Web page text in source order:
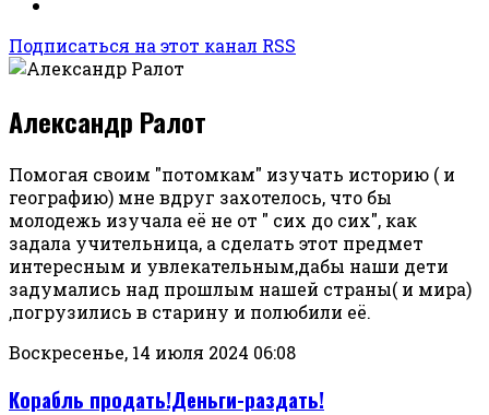
Подписаться на этот канал RSS
Александр Ралот
Помогая своим "потомкам" изучать историю ( и
географию) мне вдруг захотелось, что бы
молодежь изучала её не от " сих до сих", как
задала учительница, а сделать этот предмет
интересным и увлекательным,дабы наши дети
задумались над прошлым нашей страны( и мира)
,погрузились в старину и полюбили её.
Воскресенье, 14 июля 2024 06:08
Корабль продать!Деньги-раздать!